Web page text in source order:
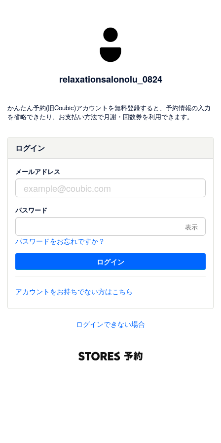
relaxationsalonolu_0824
かんたん予約(旧Coubic)アカウントを無料登録すると、予約情報の入力
を省略できたり、お支払い方法で月謝・回数券を利用できます。
ログイン
メールアドレス
パスワード
表示
パスワードをお忘れですか？
アカウントをお持ちでない方はこちら
ログインできない場合